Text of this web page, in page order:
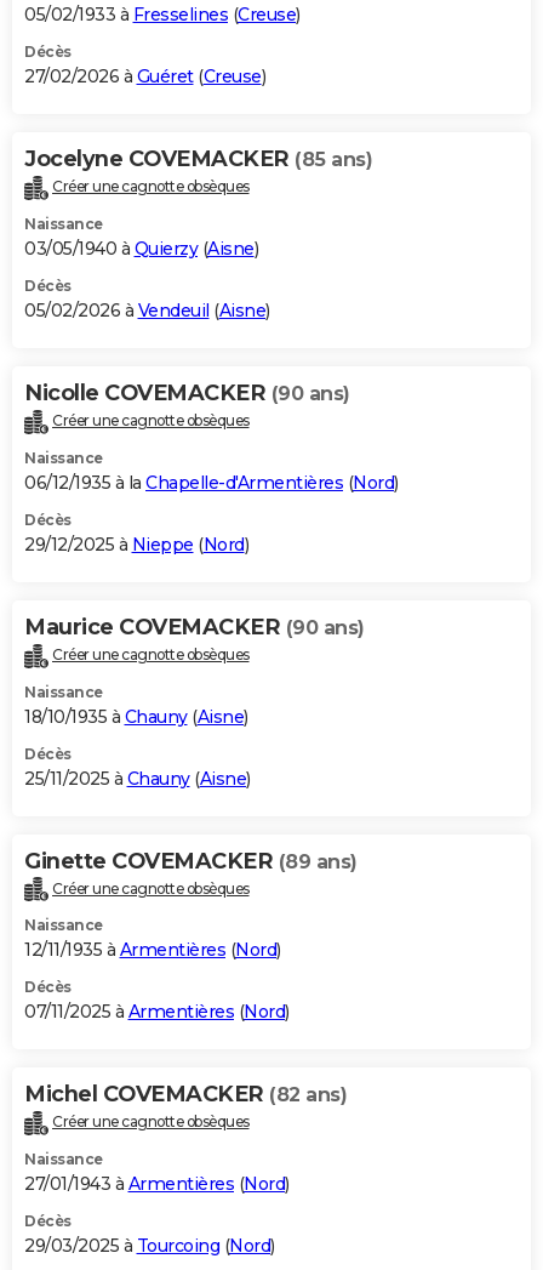
GUIDES D'ACHAT
BONS PLANS
Carte de Noël
Carte Bonne année
Carte Saint-Valentin
Carte Pâques
Carte d'anniversaire
DICTIONNAIRE
Dictionnaire
Biographies
Citations
Expressions
Proverbes
PROGRAMME TV
S'inscrire
Se connecter
Lycées
Collèges
Primaires
Universités
Entreprises
Service militaire
Avis de recherche
AVIS DE DÉCÈS
Bricolage
Lifestyle
Culture
Sport
Auto
Television
Voyage
Cinema
05/02/1933 à Fresselines (Creuse)
Décès
27/02/2026 à Guéret(Creuse)
Jocelyne COVEMACKER (85 ans)
Créer une cagnotte obsèques
Naissance
03/05/1940 à Quierzy(Aisne)
Décès
05/02/2026 à Vendeuil (Aisne)
Nicolle COVEMACKER (90 ans)
Créer une cagnotte obsèques
Naissance
06/12/1935 à la Chapelle-d'Armentières (Nord)
Décès
29/12/2025 à Nieppe (Nord)
Maurice COVEMACKER (90 ans)
Créer une cagnotte obsèques
Naissance
18/10/1935 à Chauny(Aisne)
Décès
25/11/2025 à Chauny(Aisne)
Ginette COVEMACKER (89 ans)
Créer une cagnotte obsèques
Naissance
12/11/1935 à Armentières (Nord)
Décès
07/11/2025 à Armentières (Nord)
Michel COVEMACKER (82 ans)
Créer une cagnotte obsèques
Naissance
27/01/1943 à Armentières (Nord)
Décès
29/03/2025 à Tourcoing (Nord)